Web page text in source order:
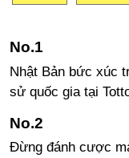
Nhật Bản bức xúc
sử quốc gia tại
Đừng đánh cược